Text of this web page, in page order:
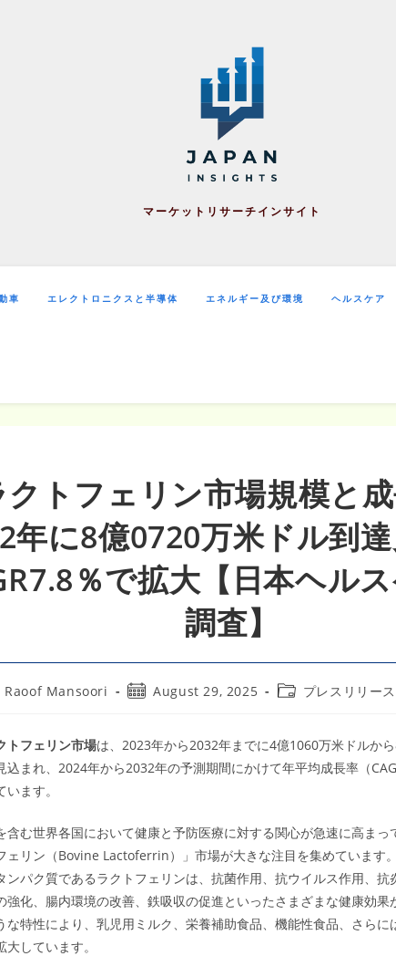
マーケットリサーチインサイト
車 エレクトロニクスと半導体 エネルギー及び環境 ヘルスケア
トフェリン市場規模と成
年に8億0720万米ドル到達
％で拡大【日本ヘル
調査】
Raoof Mansoori
PostAugust 29, 2025
Postプレスリリース
トフェリン市場は、2023年から2032年までに4億1060万米ドルか
込まれ、2024年から2032年の予測期間にかけて年平均成長率（
ます。
含む世界各国において健康と予防医療に対する関心が急速に高まっ
ェリン（Bovine Lactoferrin）」市場が大きな注目を集めています
ンパク質であるラクトフェリンは、抗菌作用、抗ウイルス作用、抗
強化、腸内環境の改善、鉄吸収の促進といったさまざまな健康効果
な特性により、乳児用ミルク、栄養補助食品、機能性食品、さらに
しています。